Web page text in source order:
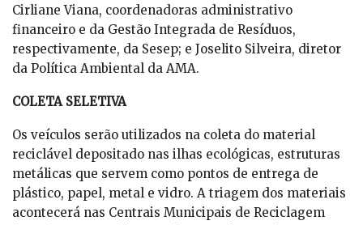
Cirliane Viana, coordenadoras administrativo
financeiro e da Gestão Integrada de Resíduos,
respectivamente, da Sesep; e Joselito Silveira, diretor
da Política Ambiental da AMA.
COLETA SELETIVA
Os veículos serão utilizados na coleta do material
reciclável depositado nas ilhas ecológicas, estruturas
metálicas que servem como pontos de entrega de
plástico, papel, metal e vidro. A triagem dos materiais
acontecerá nas Centrais Municipais de Reciclagem